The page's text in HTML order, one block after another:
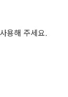
용해 주세요.